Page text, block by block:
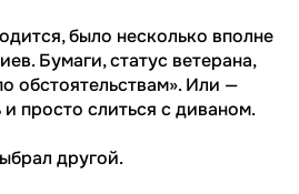
было несколько вполне
Бумаги, статус ветерана,
обстоятельствам». Или —
и просто слиться с диваном.
другой.